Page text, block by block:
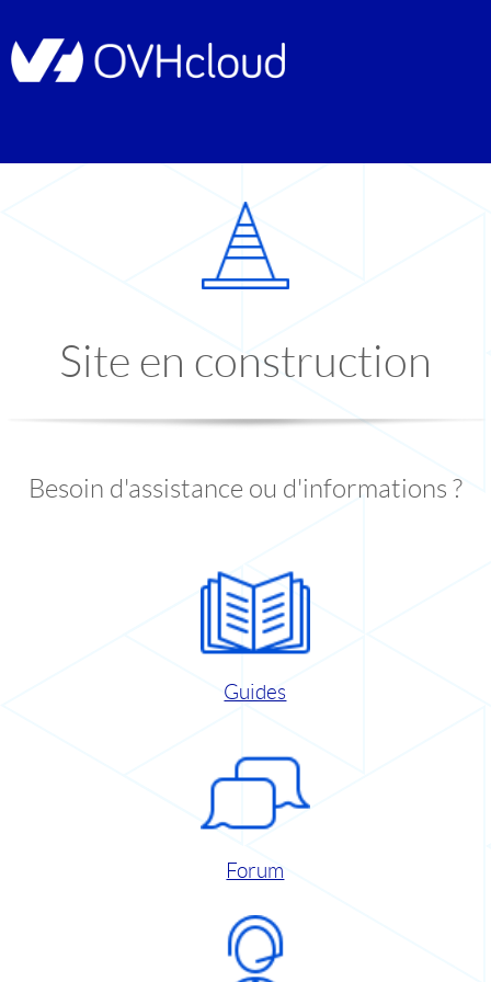
Site en construction
Besoin d'assistance ou d'informations ?
Guides
Forum